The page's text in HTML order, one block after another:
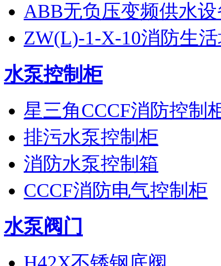
ABB无负压变频供水
ZW(L)-1-X-10消防生
水泵控制柜
星三角CCCF消防控制
排污水泵控制柜
消防水泵控制箱
CCCF消防电气控制柜
水泵阀门